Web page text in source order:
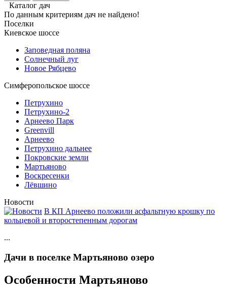
Каталог дач
По данным критериям дач не найдено!
Поселки
Киевское шоссе
Заповедная поляна
Солнечный луг
Новое Рябцево
Симферопольское шоссе
Петрухино
Петрухино-2
Арнеево Парк
Greenvill
Арнеево
Петрухино дальнее
Покровские земли
Мартьяново
Воскресенки
Лёвшино
Новости
В КП Арнеево положили асфальтную крошку по
кольцевой и второстепенным дорогам
...
Дачи в поселке Мартьяново озеро
Особенности Мартьяново